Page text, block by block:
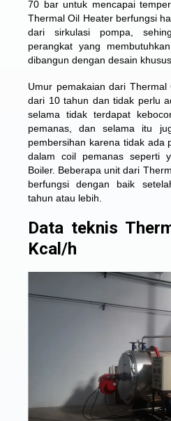
70 bar untuk mencapai
Thermal Oil Heater berfungsi
dari sirkulasi pompa,
perangkat yang
dibangun dengan desain khusus.
Umur pemakaian dari
dari 10 tahun dan tidak perlu
selama tidak terdapat
pemanas, dan selama itu
pembersihan karena tidak ada
dalam coil pemanas seperti
Boiler. Beberapa unit dari
berfungsi dengan baik
tahun atau lebih.
Data teknis
Kcal/h